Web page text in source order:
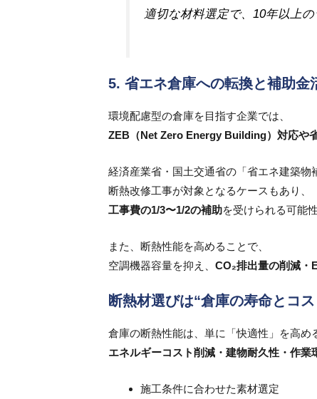
適切な材料選定で、10年以上
5. 省エネ倉庫への転換と補助金
環境配慮型の倉庫を目指す企業では、
ZEB（Net Zero Energy Building）対応や
経済産業省・国土交通省の「省エネ建築物
断熱改修工事が対象となるケースもあり、
工事費の1/3〜1/2の補助を受けられる可能
また、断熱性能を高めることで、
空調機器容量を抑え、CO₂排出量の削減・
断熱材選びは“倉庫の寿命とコ
倉庫の断熱性能は、単に「快適性」を高め
エネルギーコスト削減・建物耐久性・作業
施工条件に合わせた素材選定